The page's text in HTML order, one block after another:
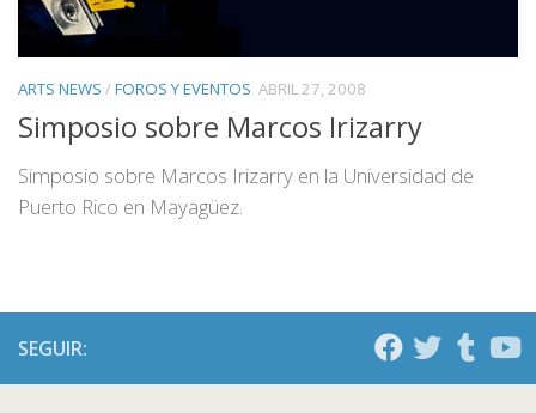
ARTS NEWS /FOROS Y EVENTOS ABRIL 27, 2008
Simposio sobre Marcos Irizarry
Simposio sobre Marcos Irizarry en la Universidad de
Puerto Rico en Mayagüez.
SEGUIR: